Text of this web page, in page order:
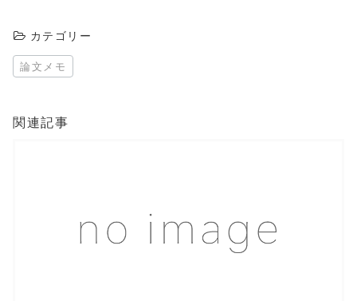
カテゴリー
論文メモ
関連記事
この記事を読む